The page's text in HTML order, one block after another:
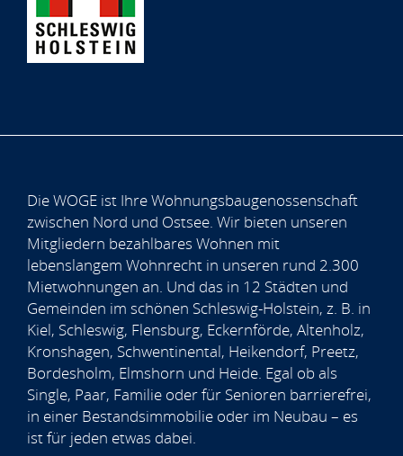
Die WOGE ist Ihre Wohnungsbaugenossenschaft
zwischen Nord und Ostsee. Wir bieten unseren
Mitgliedern bezahlbares Wohnen mit
lebenslangem Wohnrecht in unseren rund 2.300
Mietwohnungen an. Und das in 12 Städten und
Gemeinden im schönen Schleswig-Holstein, z. B. in
Kiel, Schleswig, Flensburg, Eckernförde, Altenholz,
Kronshagen, Schwentinental, Heikendorf, Preetz,
Bordesholm, Elmshorn und Heide. Egal ob als
Single, Paar, Familie oder für Senioren barrierefrei,
in einer Bestandsimmobilie oder im Neubau – es
ist für jeden etwas dabei.